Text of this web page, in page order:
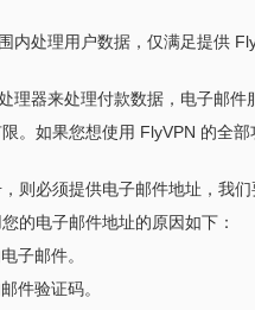
内处理用户数据，仅满足提供
理器来处理付款数据，电子邮
。如果您想使用 FlyVPN 的全
则必须提供电子邮件地址，我
的电子邮件地址的原因如下：
子邮件。
件验证码。